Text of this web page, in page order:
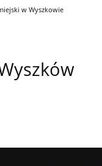
w Wyszkowie